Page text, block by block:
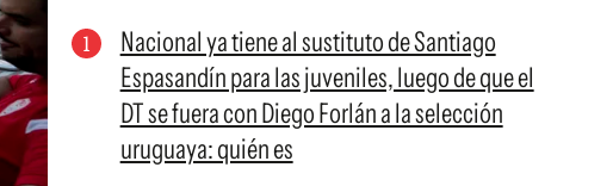
Nacional ya tiene al sustituto de Santiago
Espasandín para las juveniles, luego de que el
DT se fuera con Diego Forlán a la selección
uruguaya: quién es